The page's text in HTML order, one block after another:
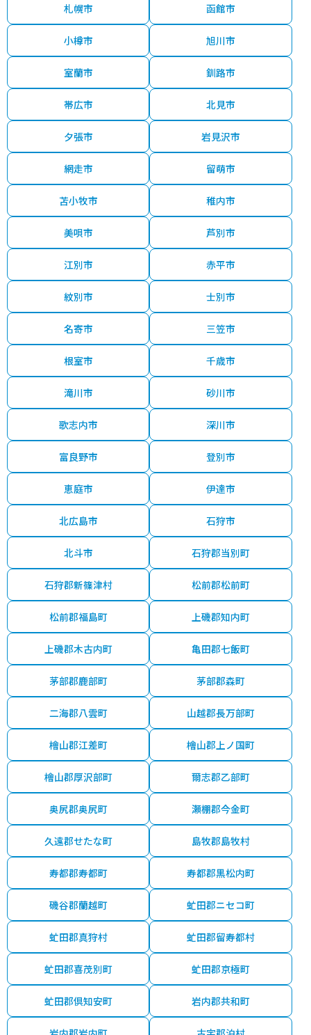
札幌市 函館市
小樽市 旭川市
室蘭市 釧路市
帯広市 北見市
夕張市 岩見沢市
網走市 留萌市
苫小牧市 稚内市
美唄市 芦別市
江別市 赤平市
紋別市 士別市
名寄市 三笠市
根室市 千歳市
滝川市 砂川市
歌志内市 深川市
富良野市 登別市
恵庭市 伊達市
北広島市 石狩市
北斗市 石狩郡当別町
石狩郡新篠津村 松前郡松前町
松前郡福島町 上磯郡知内町
上磯郡木古内町 亀田郡七飯町
茅部郡鹿部町 茅部郡森町
二海郡八雲町 山越郡長万部町
檜山郡江差町 檜山郡上ノ国町
檜山郡厚沢部町 爾志郡乙部町
奥尻郡奥尻町 瀬棚郡今金町
久遠郡せたな町 島牧郡島牧村
寿都郡寿都町 寿都郡黒松内町
磯谷郡蘭越町 虻田郡ニセコ町
虻田郡真狩村 虻田郡留寿都村
虻田郡喜茂別町 虻田郡京極町
虻田郡倶知安町 岩内郡共和町